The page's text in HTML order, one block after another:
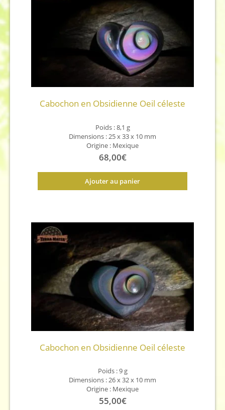
Cabochon en Obsidienne Oeil céleste
Poids : 8,1 g
Dimensions : 25 x 33 x 10 mm
Origine : Mexique
68,00€
Ajouter au panier
Cabochon en Obsidienne Oeil céleste
Poids : 9 g
Dimensions : 26 x 32 x 10 mm
Origine : Mexique
55,00€